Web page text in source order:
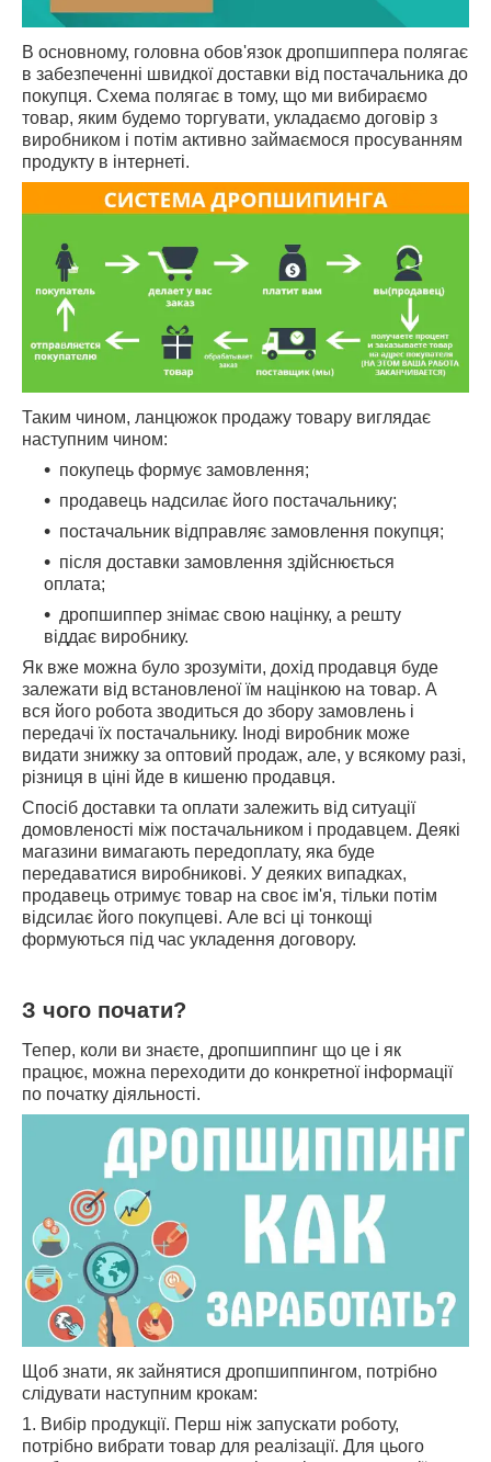
В основному, головна обов'язок дропшиппера полягає
в забезпеченні швидкої доставки від постачальника до
покупця. Схема полягає в тому, що ми вибираємо
товар, яким будемо торгувати, укладаємо договір з
виробником і потім активно займаємося просуванням
продукту в інтернеті.
Таким чином, ланцюжок продажу товару виглядає
наступним чином:
покупець формує замовлення;
продавець надсилає його постачальнику;
постачальник відправляє замовлення покупця;
після доставки замовлення здійснюється
оплата;
дропшиппер знімає свою націнку, а решту
віддає виробнику.
Як вже можна було зрозуміти, дохід продавця буде
залежати від встановленої їм націнкою на товар. А
вся його робота зводиться до збору замовлень і
передачі їх постачальнику. Іноді виробник може
видати знижку за оптовий продаж, але, у всякому разі,
різниця в ціні йде в кишеню продавця.
Спосіб доставки та оплати залежить від ситуації
домовленості між постачальником і продавцем. Деякі
магазини вимагають передоплату, яка буде
передаватися виробникові. У деяких випадках,
продавець отримує товар на своє ім'я, тільки потім
відсилає його покупцеві. Але всі ці тонкощі
формуються під час укладення договору.
З чого почати?
Тепер, коли ви знаєте, дропшиппинг що це і як
працює, можна переходити до конкретної інформації
по початку діяльності.
Щоб знати, як зайнятися дропшиппингом, потрібно
слідувати наступним крокам:
1. Вибір продукції. Перш ніж запускати роботу,
потрібно вибрати товар для реалізації. Для цього